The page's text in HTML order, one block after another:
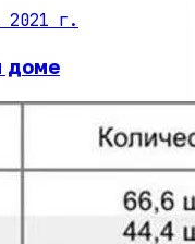
2021 г.
доме